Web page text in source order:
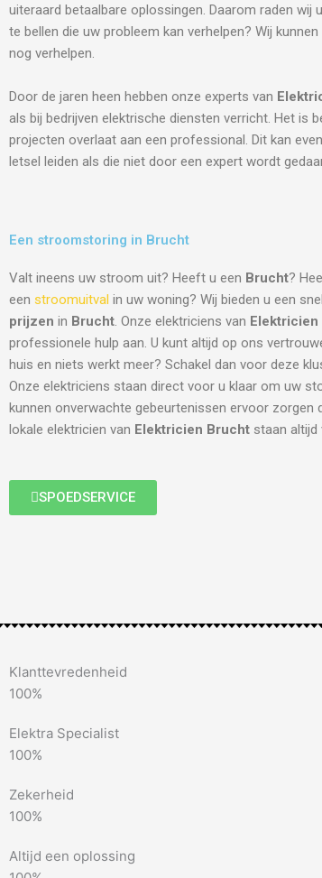
uiteraard betaalbare oplossingen. Daarom raden wij
te bellen die uw probleem kan verhelpen? Wij
nog verhelpen.
Door de jaren heen hebben onze experts van
als bij bedrijven elektrische diensten verricht. Het is
projecten overlaat aan een professional. Dit kan
letsel leiden als die niet door een expert wordt
Een stroomstoring in Brucht
Valt ineens uw stroom uit? Heeft u een Brucht?
een stroomuitval in uw woning? Wij bieden u een
prijzen in Brucht. Onze elektriciens van
professionele hulp aan. U kunt altijd op ons
huis en niets werkt meer? Schakel dan voor deze
Onze elektriciens staan direct voor u klaar om uw
kunnen onverwachte gebeurtenissen ervoor zorgen
lokale elektricien van Elektricien Brucht staan altijd
SPOEDSERVICE
Klanttevredenheid
100%
Elektra Specialist
100%
Zekerheid
100%
Altijd een oplossing